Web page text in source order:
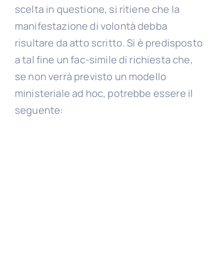
scelta in questione, si ritiene che la
manifestazione di volontà debba
risultare da atto scritto. Si è predisposto
a tal fine un fac-simile di richiesta che,
se non verrà previsto un modello
ministeriale ad hoc, potrebbe essere il
seguente: